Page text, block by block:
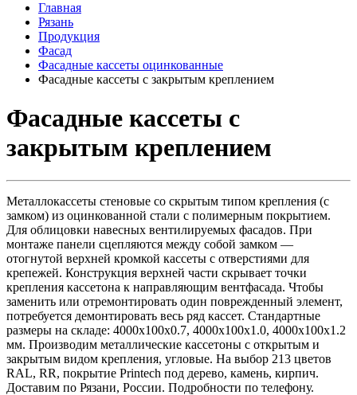
Главная
Рязань
Продукция
Фасад
Фасадные кассеты оцинкованные
Фасадные кассеты с закрытым креплением
Фасадные кассеты с
закрытым креплением
Металлокассеты стеновые со скрытым типом крепления (с
замком) из оцинкованной стали с полимерным покрытием.
Для облицовки навесных вентилируемых фасадов. При
монтаже панели сцепляются между собой замком —
отогнутой верхней кромкой кассеты с отверстиями для
крепежей. Конструкция верхней части скрывает точки
крепления кассетона к направляющим вентфасада. Чтобы
заменить или отремонтировать один поврежденный элемент,
потребуется демонтировать весь ряд кассет. Cтандартные
размеры на складе: 4000х100х0.7, 4000х100х1.0, 4000х100х1.2
мм. Производим металлические кассетоны с открытым и
закрытым видом крепления, угловые. На выбор 213 цветов
RAL, RR, покрытие Printech под дерево, камень, кирпич.
Доставим по Рязани, России. Подробности по телефону.